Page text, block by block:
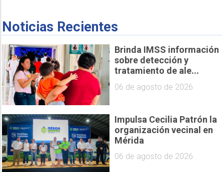
Noticias Recientes
Brinda IMSS información
sobre detección y
tratamiento de ale...
06 de agosto de 2026
Impulsa Cecilia Patrón la
organización vecinal en
Mérida
06 de agosto de 2026